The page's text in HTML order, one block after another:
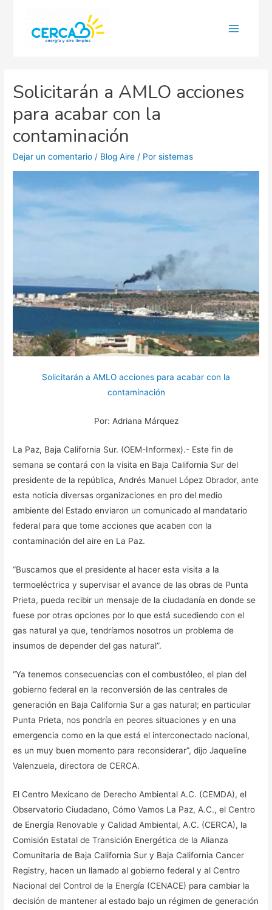
Solicitarán a AMLO acciones
para acabar con la
contaminación
Dejar un comentario / Blog Aire / Porsistemas
Solicitarán a AMLO acciones para acabar con la
contaminación
Por: Adriana Márquez
La Paz, Baja California Sur. (OEM-Informex).- Este fin de
semana se contará con la visita en Baja California Sur del
presidente de la república, Andrés Manuel López Obrador, ante
esta noticia diversas organizaciones en pro del medio
ambiente del Estado enviaron un comunicado al mandatario
federal para que tome acciones que acaben con la
contaminación del aire en La Paz.
“Buscamos que el presidente al hacer esta visita a la
termoeléctrica y supervisar el avance de las obras de Punta
Prieta, pueda recibir un mensaje de la ciudadanía en donde se
fuese por otras opciones por lo que está sucediendo con el
gas natural ya que, tendríamos nosotros un problema de
insumos de depender del gas natural”.
“Ya tenemos consecuencias con el combustóleo, el plan del
gobierno federal en la reconversión de las centrales de
generación en Baja California Sur a gas natural; en particular
Punta Prieta, nos pondría en peores situaciones y en una
emergencia como en la que está el interconectado nacional,
es un muy buen momento para reconsiderar”, dijo Jaqueline
Valenzuela, directora de CERCA.
El Centro Mexicano de Derecho Ambiental A.C. (CEMDA), el
Observatorio Ciudadano, Cómo Vamos La Paz, A.C., el Centro
de Energía Renovable y Calidad Ambiental, A.C. (CERCA), la
Comisión Estatal de Transición Energética de la Alianza
Comunitaria de Baja California Sur y Baja California Cancer
Registry, hacen un llamado al gobierno federal y al Centro
Nacional del Control de la Energía (CENACE) para cambiar la
decisión de mantener al estado bajo un régimen de generación